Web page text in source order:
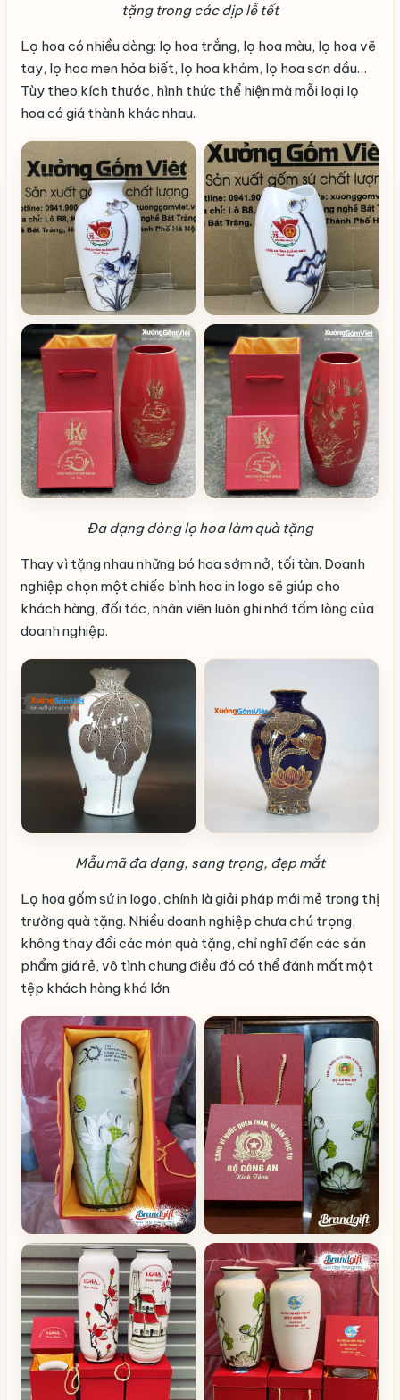
tặng trong các dịp lễ tết
Lọ hoa có nhiều dòng: lọ hoa trắng, lọ hoa màu, lọ hoa vẽ
tay, lọ hoa men hỏa biết, lọ hoa khảm, lọ hoa sơn dầu…
Tùy theo kích thước, hình thức thể hiện mà mỗi loại lọ
hoa có giá thành khác nhau.
Đa dạng dòng lọ hoa làm quà tặng
Thay vì tặng nhau những bó hoa sớm nở, tối tàn. Doanh
nghiệp chọn một chiếc bình hoa in logo sẽ giúp cho
khách hàng, đối tác, nhân viên luôn ghi nhớ tấm lòng của
doanh nghiệp.
Mẫu mã đa dạng, sang trọng, đẹp mắt
Lọ hoa gốm sứ in logo, chính là giải pháp mới mẻ trong thị
trường quà tặng. Nhiều doanh nghiệp chưa chú trọng,
không thay đổi các món quà tặng, chỉ nghĩ đến các sản
phẩm giá rẻ, vô tình chung điều đó có thể đánh mất một
tệp khách hàng khá lớn.